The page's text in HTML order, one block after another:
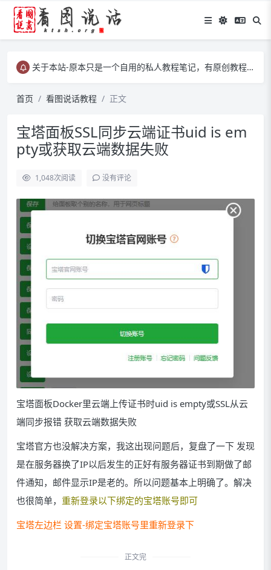
关于本站-原本只是一个自用的私人教程笔记，有原创教程、有转载教程等……
首页
看图说话教程 正文
宝塔面板SSL同步云端证书uid is em
pty或获取云端数据失败
1,048次阅读 没有评论
宝塔面板Docker里云端上传证书时uid is empty或SSL从云
端同步报错 获取云端数据失败
宝塔官方也没解决方案，我这出现问题后，复盘了一下 发现
是在服务器换了IP以后发生的正好有服务器证书到期做了邮
件通知，邮件显示IP是老的。所以问题基本上明确了。解决
也很简单， 重新登录以下绑定的宝塔账号即可
宝塔左边栏 设置-绑定宝塔账号里重新登录下
正文完